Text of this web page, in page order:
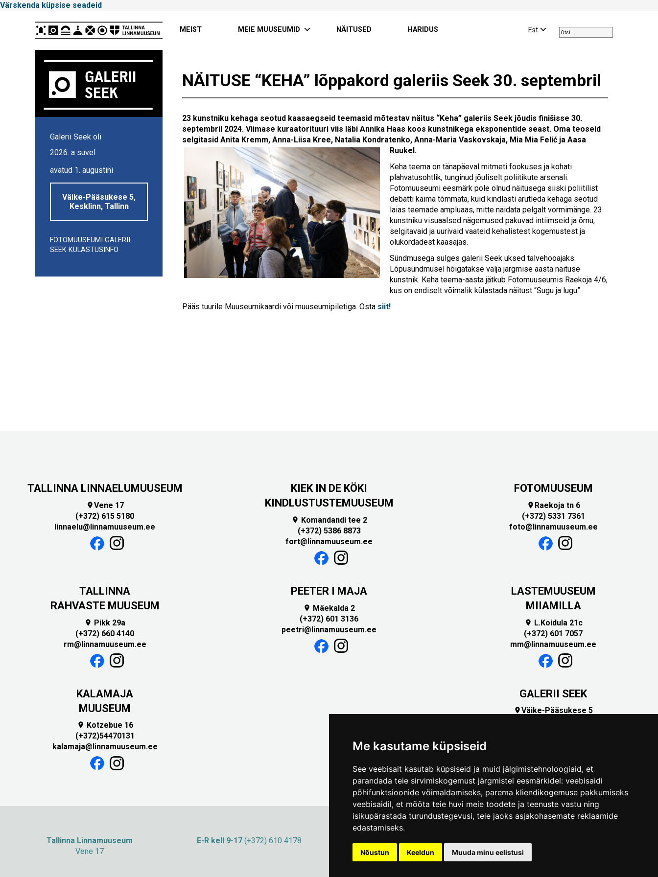
Me kasutame küpsiseid
See veebisait kasutab küpsiseid ja muid jälgimistehnoloogiaid, et
parandada teie sirvimiskogemust järgmistel eesmärkidel: veebisaidi
põhifunktsioonide võimaldamiseks, parema kliendikogemuse pakkumiseks
veebisaidil, et mõõta teie huvi meie toodete ja teenuste vastu ning
isikupärastada turundustegevusi, teie jaoks asjakohasemate reklaamide
edastamiseks.
Nõustun Keeldun Muuda minu eelistusi
Värskenda küpsise seadeid
the
up
to
a
enter
selected
search
result.
Touch
and
Est
MEIST MEIE MUUSEUMID NÄITUSED HARIDUS
Galerii Seek oli
2026. a suvel
avatud 1. augustini
Väike-Pääsukese 5,
Kesklinn, Tallinn
FOTOMUUSEUMI GALERII
SEEK KÜLASTUSINFO
NÄITUSE “KEHA” lõppakord galeriis Seek 30. septembril
23 kunstniku kehaga seotud kaasaegseid teemasid mõtestav näitus “Keha” galeriis Seek jõudis finišisse 30.
septembril 2024. Viimase kuraatorituuri viis läbi Annika Haas koos kunstnikega eksponentide seast. Oma teoseid
selgitasid Anita Kremm, Anna-Liisa Kree, Natalia Kondratenko, Anna-Maria Vaskovskaja, Mia Mia Felić ja Aasa
Ruukel.
Keha teema on tänapäeval mitmeti fookuses ja kohati
plahvatusohtlik, tunginud jõuliselt poliitikute arsenali.
Fotomuuseumi eesmärk pole olnud näitusega siiski poliitilist
debatti käima tõmmata, kuid kindlasti arutleda kehaga seotud
laias teemade ampluaas, mitte näidata pelgalt vormimänge. 23
kunstniku visuaalsed nägemused pakuvad intiimseid ja õrnu,
selgitavaid ja uurivaid vaateid kehalistest kogemustest ja
olukordadest kaasajas.
Sündmusega sulges galerii Seek uksed talvehooajaks.
Lõpusündmusel hõigatakse välja järgmise aasta näituse
kunstnik. Keha teema-aasta jätkub Fotomuuseumis Raekoja 4/6,
kus on endiselt võimalik külastada näitust “Sugu ja lugu”.
Pääs tuurile Muuseumikaardi või muuseumipiletiga. Osta siit!
TALLINNA LINNAELUMUUSEUM
Vene 17
(+372) 615 5180
linnaelu@linnamuuseum.ee
KIEK IN DE KÖKI
KINDLUSTUSTEMUUSEUM
 Komandandi tee 2
(+372) 5386 8873
fort@linnamuuseum.ee
FOTOMUUSEUM
 Raekoja tn 6
(+372) 5331 7361
foto@linnamuuseum.ee
TALLINNA
RAHVASTE MUUSEUM
 Pikk 29a
(+372) 660 4140
rm@linnamuuseum.ee
PEETER I MAJA
 Mäekalda 2
(+372) 601 3136
peetri@linnamuuseum.ee
LASTEMUUSEUM
MIIAMILLA
 L.Koidula 21c
(+372) 601 7057
mm@linnamuuseum.ee
KALAMAJA
MUUSEUM

Kotzebue 16
(+372)54470131
kalamaja@linnamuuseum.ee
GALERII SEEK
Väike-Pääsukese 5
Tallinna Linnamuuseum
Vene 17
E-R kell 9-17 (+372) 610 4178
Küpsisepoliitika